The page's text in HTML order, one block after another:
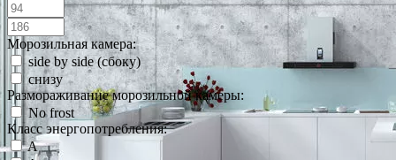
Морозильная камера:
side by side (сбоку)
снизу
Размораживание морозильной камеры:
No frost
Класс энергопотребления:
A